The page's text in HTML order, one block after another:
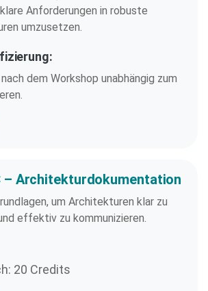
Anforderungen in robuste
umzusetzen.
dem Workshop unabhängig zum
– Architekturdokumentation
um Architekturen klar zu
effektiv zu kommunizieren.
20 Credits